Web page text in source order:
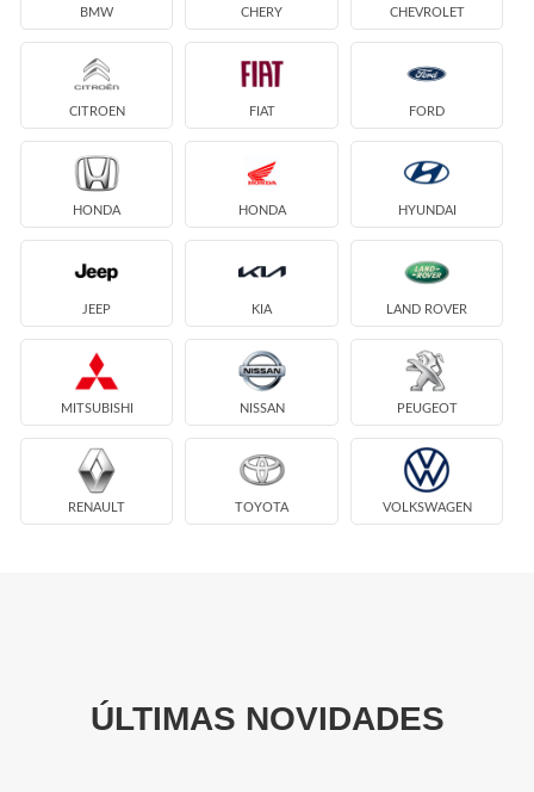
BMW CHERY CHEVROLET
CITROEN FIAT FORD
HONDA HONDA HYUNDAI
JEEP KIA LAND ROVER
MITSUBISHI NISSAN PEUGEOT
RENAULT TOYOTA VOLKSWAGEN
ÚLTIMAS NOVIDADES